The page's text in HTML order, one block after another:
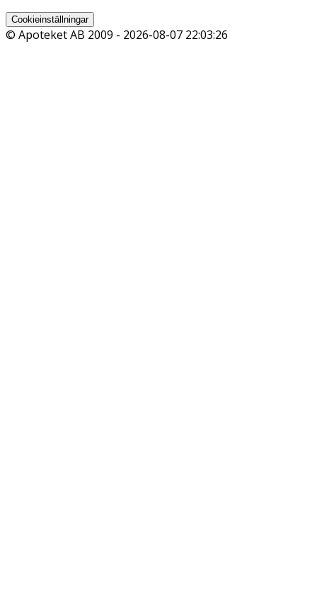
Cookieinställningar
© Apoteket AB 2009 - 2026-08-07 22:03:26